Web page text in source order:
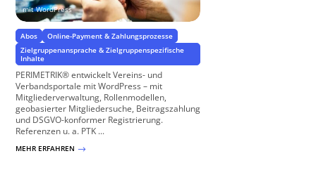
mit WordPress
Abos
Online-Payment & Zahlungsprozesse
Zielgruppenansprache & Zielgruppenspezifische
Inhalte
PERIMETRIK® entwickelt Vereins- und
Verbandsportale mit WordPress – mit
Mitgliederverwaltung, Rollenmodellen,
geobasierter Mitgliedersuche, Beitragszahlung
und DSGVO-konformer Registrierung.
Referenzen u. a. PTK ...
MEHR ERFAHREN $